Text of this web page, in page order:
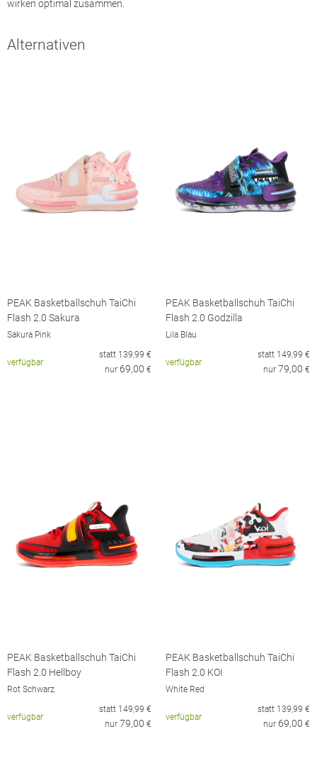
wirken optimal zusammen.
Alternativen
PEAK Basketballschuh TaiChi
Flash 2.0 Sakura
Sakura Pink
verfügbar
statt 139,99 €
nur 69,00 €
PEAK Basketballschuh TaiChi
Flash 2.0 Godzilla
Lila Blau
verfügbar
statt 149,99 €
nur 79,00 €
PEAK Basketballschuh TaiChi
Flash 2.0 Hellboy
Rot Schwarz
verfügbar
statt 149,99 €
nur 79,00 €
PEAK Basketballschuh TaiChi
Flash 2.0 KOI
White Red
verfügbar
statt 139,99 €
nur 69,00 €